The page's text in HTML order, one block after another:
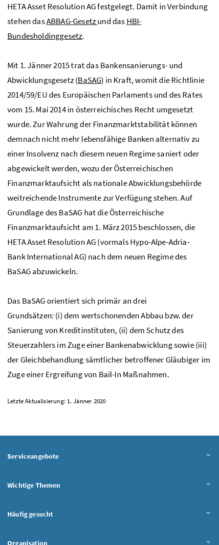
HETA Asset ResolutionAGfestgelegt. Damit in Verbindung
stehen dasABBAG-Gesetzund das HBI-
Bundesholdinggesetz.
Mit 1. Jänner 2015 trat das Bankensanierungs- und
Abwicklungsgesetz (BaSAG) in Kraft, womit die Richtlinie
2014/59/EU des Europäischen Parlaments und des Rates
vom 15. Mai 2014 in österreichisches Recht umgesetzt
wurde. Zur Wahrung der Finanzmarktstabilität können
demnach nicht mehr lebensfähige Banken alternativ zu
einer Insolvenz nach diesem neuen Regime saniert oder
abgewickelt werden, wozu der Österreichischen
Finanzmarktaufsicht als nationale Abwicklungsbehörde
weitreichende Instrumente zur Verfügung stehen. Auf
Grundlage desBaSAG hat die Österreichische
Finanzmarktaufsicht am 1. März 2015 beschlossen, die
HETA Asset ResolutionAG(vormals Hypo-Alpe-Adria-
Bank InternationalAG) nach dem neuen Regime des
BaSAGabzuwickeln.
Das BaSAGorientiert sich primär an drei
Grundsätzen: (i) dem wertschonenden Abbau bzw. der
Sanierung von Kreditinstituten, (ii) dem Schutz des
Steuerzahlers im Zuge einer Bankenabwicklung sowie (iii)
der Gleichbehandlung sämtlicher betroffener Gläubiger im
Zuge einer Ergreifung von Bail-In Maßnahmen.
Letzte Aktualisierung: 1. Jänner 2020
Serviceangebote
Wichtige Themen
Häufig gesucht
Organisation